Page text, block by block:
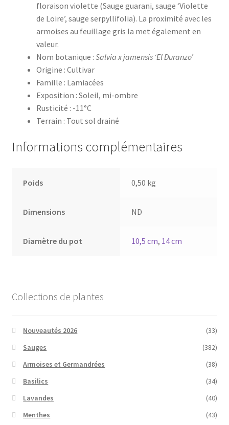
floraison violette (Sauge guarani, sauge ‘Violette
de Loire’, sauge serpyllifolia). La proximité avec les
armoises au feuillage gris la met également en
valeur.
Nom botanique : Salvia x jamensis ‘El Duranzo’
Origine : Cultivar
Famille : Lamiacées
Exposition : Soleil, mi-ombre
Rusticité : -11°C
Terrain : Tout sol drainé
Informations complémentaires
Poids 0,50 kg
Dimensions ND
Diamètre du pot 10,5 cm, 14 cm
Collections de plantes
Nouveautés 2026
(33)
Sauges
(382)
Armoises et Germandrées
(38)
Basilics
(34)
Lavandes
(40)
Menthes
(43)